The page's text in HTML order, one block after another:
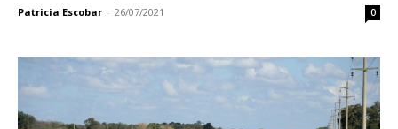
Patricia Escobar - 26/07/2021 0